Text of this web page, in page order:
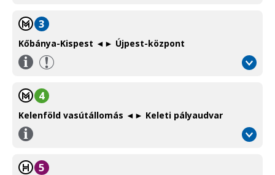
Information
3
Kőbánya-Kispest ◄► Újpest-központ
Információ
Information
4
Kelenföld vasútállomás ◄► Keleti pályaudvar
Információ
Information
5